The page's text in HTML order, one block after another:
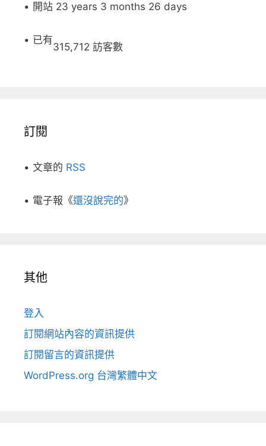
• 開站 23 years 3 months 26 days
• 已有
315,712 訪客數
訂閱
• 文章的 RSS
• 電子報《還沒說完的》
其他
登入
訂閱網站內容的資訊提供
訂閱留言的資訊提供
WordPress.org 台灣繁體中文